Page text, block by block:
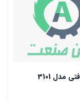
مدل 3101